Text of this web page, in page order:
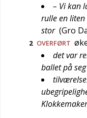
– Vi kan
rulle en
stor (Gro
2 OVERFØRT
det var
ballet på seg